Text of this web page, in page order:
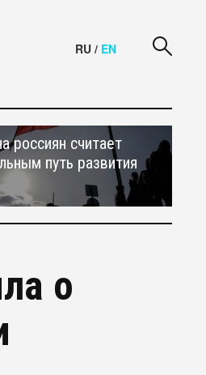
RU / EN
россиян считает
путь развития
о